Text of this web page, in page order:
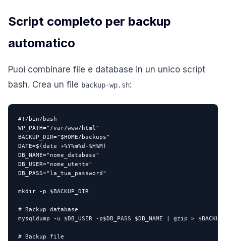
Script completo per backup
automatico
Puoi combinare file e database in un unico script
bash. Crea un file backup-wp.sh:
#!/bin/bash
WP_PATH="/var/www/html"
BACKUP_DIR="$HOME/backups"
DATE=$(date +%Y%m%d-%H%M)
DB_NAME="nome_database"
DB_USER="nome_utente"
DB_PASS="la_tua_password"
mkdir -p $BACKUP_DIR
# Backup database
mysqldump -u $DB_USER -p$DB_PASS $DB_NAME | gzip >
# Backup file